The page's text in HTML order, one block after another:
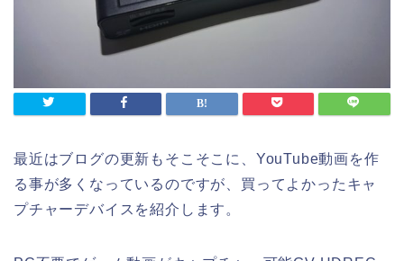
最近はブログの更新もそこそこに、YouTube動画を作
る事が多くなっているのですが、買ってよかったキャ
プチャーデバイスを紹介します。